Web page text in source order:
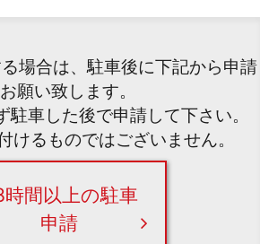
場合は、駐車後に下記から申請
願い致します。
駐車した後で申請して下さい。
けるものではございません。
間以上の駐車
申請